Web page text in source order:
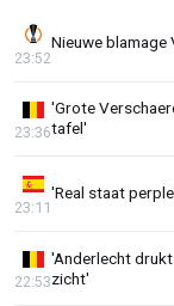
Nieuwe
23:52
'Grote
tafel'
23:36
'Real staat
23:11
'Anderlecht
zicht'
22:53